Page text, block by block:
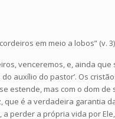
em meio a lobos” (v.
venceremos, e, ainda
auxílio do pastor’. Os
estende, mas com o dom
é a verdadeira garantia
a própria vida por